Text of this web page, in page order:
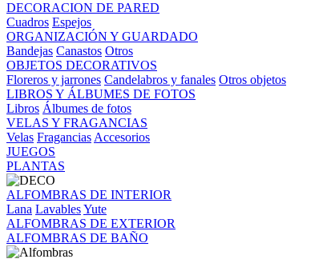
DECORACION DE PARED
Cuadros Espejos
ORGANIZACIÓN Y GUARDADO
Bandejas Canastos Otros
OBJETOS DECORATIVOS
Floreros y jarrones Candelabros y fanales Otros objetos
LIBROS Y ÁLBUMES DE FOTOS
Libros Álbumes de fotos
VELAS Y FRAGANCIAS
Velas Fragancias Accesorios
JUEGOS
PLANTAS
ALFOMBRAS DE INTERIOR
Lana LavablesYute
ALFOMBRAS DE EXTERIOR
ALFOMBRAS DE BAÑO